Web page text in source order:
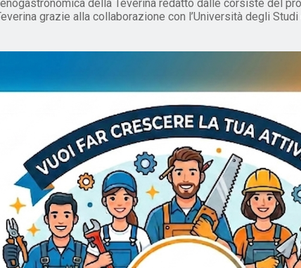
della Teverina redatto dalle corsiste del
grazie alla collaborazione con l’Università degli Studi